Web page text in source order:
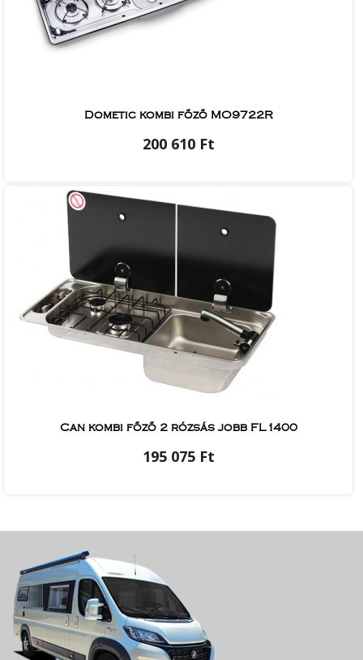
Dometic kombi főző MO9722R
200 610 Ft
Can kombi főző 2 rózsás jobb FL1400
195 075 Ft